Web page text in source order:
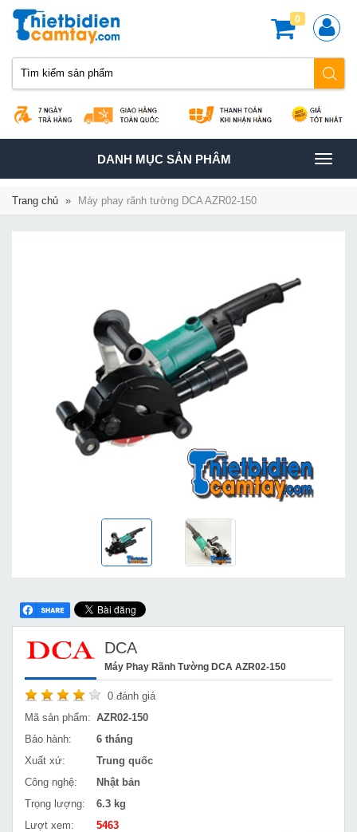
0
TOGGLE
NAVIGATION
DANH MỤC SẢN PHÂM
Trang chủ » Máy phay rãnh tường DCA AZR02-150
DCA
Máy Phay Rãnh Tường DCA AZR02-150
0 đánh giá
Mã sản phẩm: AZR02-150
Bảo hành:
6 tháng
Xuất xứ:
Trung quốc
Công nghệ:
Nhật bản
Trọng lượng:
6.3 kg
Lượt xem:
5463